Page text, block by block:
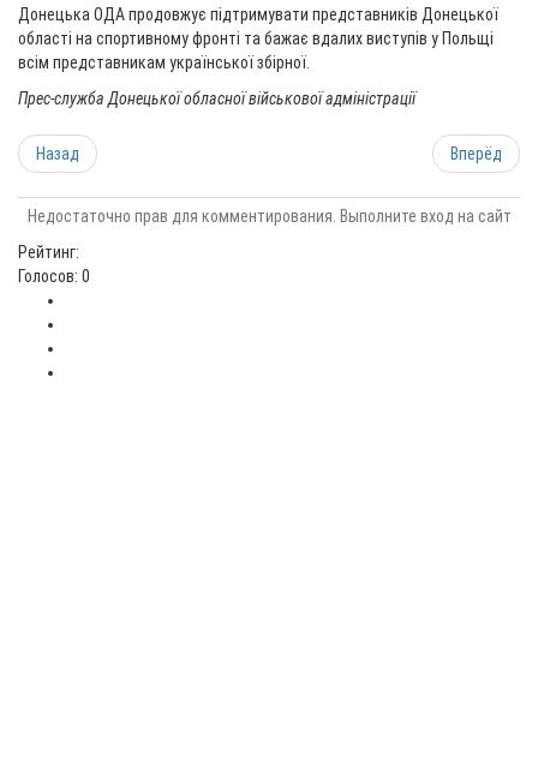
Донецька ОДА продовжує підтримувати представників Донецької
області на спортивному фронті та бажає вдалих виступів у Польщі
всім представникам української збірної.
Прес-служба Донецької обласної військової адміністрації
Назад Вперёд
Недостаточно прав для комментирования. Выполните вход на сайт
Рейтинг:
Голосов: 0